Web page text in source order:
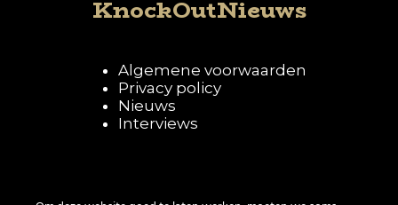
KnockOutNieuws
Algemene voorwaarden
Privacy policy
Nieuws
Interviews